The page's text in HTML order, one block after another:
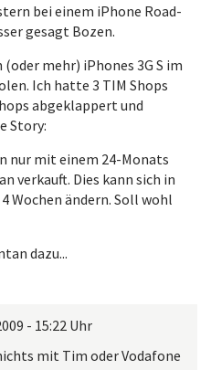
bei einem iPhone Road-
gesagt Bozen.
mehr) iPhones 3G S im
Ich hatte 3 TIM Shops
abgeklappert und
Story:
nur mit einem 24-Monats
verkauft. Dies kann sich in
Wochen ändern. Soll wohl
dazu...
- 15:22 Uhr
mit Tim oder Vodafone